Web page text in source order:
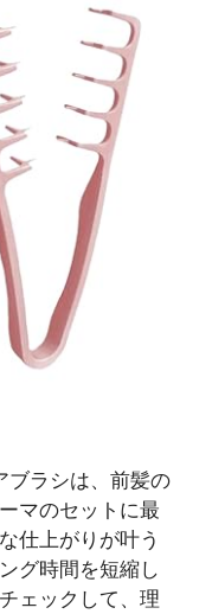
ブラシは、前髪の
マのセットに最
仕上がりが叶う
グ時間を短縮し
ェックして、理